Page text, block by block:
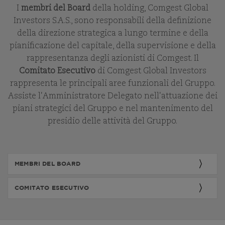
I membri del Board della holding, Comgest Global
Investors S.A.S., sono responsabili della definizione
della direzione strategica a lungo termine e della
pianificazione del capitale, della supervisione e della
rappresentanza degli azionisti di Comgest. Il
Comitato Esecutivo di Comgest Global Investors
rappresenta le principali aree funzionali del Gruppo.
Assiste l'Amministratore Delegato nell'attuazione dei
piani strategici del Gruppo e nel mantenimento del
presidio delle attività del Gruppo.
MEMBRI DEL BOARD
COMITATO ESECUTIVO